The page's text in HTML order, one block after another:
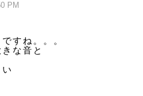
PM
すね。。。
な音と